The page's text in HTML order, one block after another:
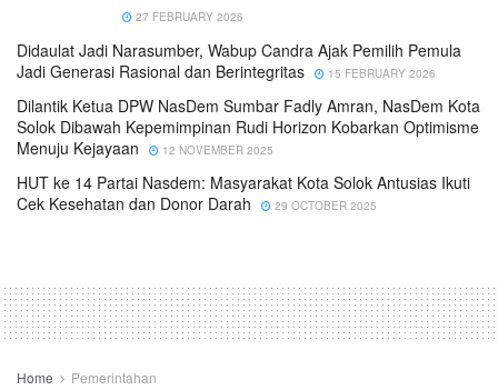
27 FEBRUARY 2026
Didaulat Jadi Narasumber, Wabup Candra Ajak Pemilih Pemula
Jadi Generasi Rasional dan Berintegritas
15 FEBRUARY 2026
Dilantik Ketua DPW NasDem Sumbar Fadly Amran, NasDem Kota
Solok Dibawah Kepemimpinan Rudi Horizon Kobarkan Optimisme
Menuju Kejayaan
12 NOVEMBER 2025
HUT ke 14 Partai Nasdem: Masyarakat Kota Solok Antusias Ikuti
Cek Kesehatan dan Donor Darah
29 OCTOBER 2025
Home Pemerintahan